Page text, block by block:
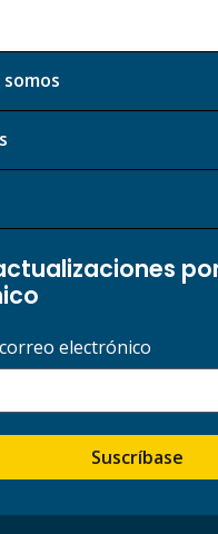
electrónico
Suscríbase